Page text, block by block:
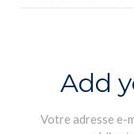
Add
Votre adresse e-